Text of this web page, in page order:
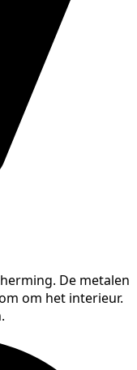
De metalen
om het interieur.